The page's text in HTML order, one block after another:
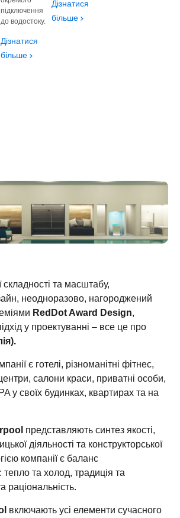
підключення
до водостоку.
Дізнатися
більше
Дізнатися
більше
складності та масштабу,
неодноразово, нагороджений
RedDot Award Design,
у проектуванні – все це про
є готелі, різноманітні фітнес,
салони краси, приватні особи,
у своїх будинках, квартирах та на
представляють синтез якості,
діяльності та конструкторської
компанії є баланс
та холод, традиція та
раціональність.
включають усі елементи сучасного